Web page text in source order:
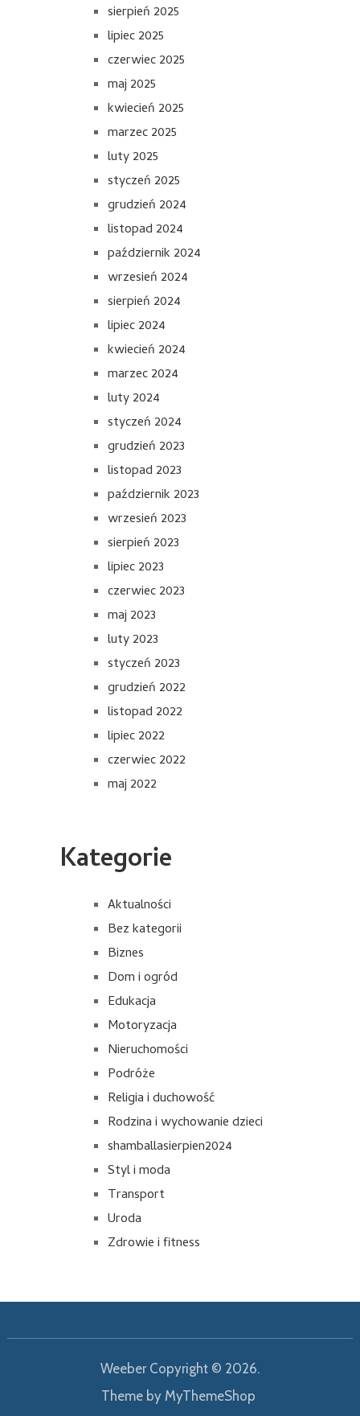
sierpień 2025
lipiec 2025
czerwiec 2025
maj 2025
kwiecień 2025
marzec 2025
luty 2025
styczeń 2025
grudzień 2024
listopad 2024
październik 2024
wrzesień 2024
sierpień 2024
lipiec 2024
kwiecień 2024
marzec 2024
luty 2024
styczeń 2024
grudzień 2023
listopad 2023
październik 2023
wrzesień 2023
sierpień 2023
lipiec 2023
czerwiec 2023
maj 2023
luty 2023
styczeń 2023
grudzień 2022
listopad 2022
lipiec 2022
czerwiec 2022
maj 2022
Kategorie
Aktualności
Bez kategorii
Biznes
Dom i ogród
Edukacja
Motoryzacja
Nieruchomości
Podróże
Religia i duchowość
Rodzina i wychowanie dzieci
shamballasierpien2024
Styl i moda
Transport
Uroda
Zdrowie i fitness
WeeberCopyright © 2026.
Theme by MyThemeShop